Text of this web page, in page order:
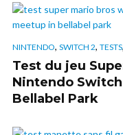
NINTENDO, SWITCH 2, TESTS,
Test du jeu
Nintendo
Bellabel Park